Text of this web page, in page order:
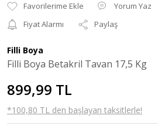
Yorum Yaz
Fiyat Alarmı
Paylaş
Filli Boya
Filli Boya Betakril Tavan 17,5 Kg
899,99 TL
*100,80 TL den başlayan taksitlerle!